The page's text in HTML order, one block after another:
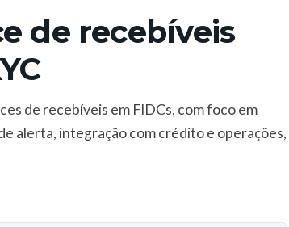
de recebíveis
de recebíveis em FIDCs, com foco em
alerta, integração com crédito e operações,